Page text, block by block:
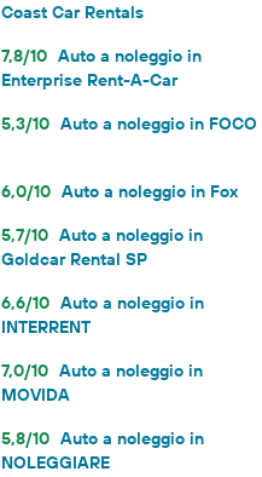
Coast Car Rentals
7,8/10 Auto a noleggio in
Enterprise Rent-A-Car
5,3/10 Auto a noleggio in FOCO
6,0/10 Auto a noleggio in Fox
5,7/10 Auto a noleggio in
Goldcar Rental SP
6,6/10 Auto a noleggio in
INTERRENT
7,0/10 Auto a noleggio in
MOVIDA
5,8/10 Auto a noleggio in
NOLEGGIARE